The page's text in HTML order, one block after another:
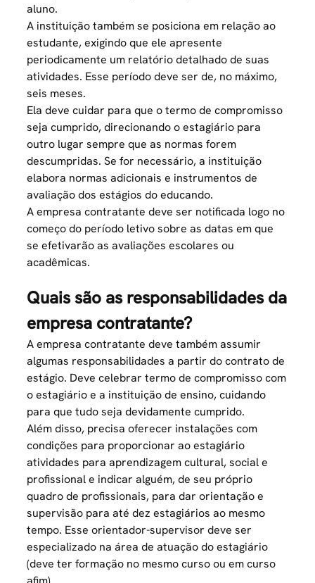
aluno.
A instituição também se posiciona em relação ao
estudante, exigindo que ele apresente
periodicamente um relatório detalhado de suas
atividades. Esse período deve ser de, no máximo,
seis meses.
Ela deve cuidar para que o termo de compromisso
seja cumprido, direcionando o estagiário para
outro lugar sempre que as normas forem
descumpridas. Se for necessário, a instituição
elabora normas adicionais e instrumentos de
avaliação dos estágios do educando.
A empresa contratante deve ser notificada logo no
começo do período letivo sobre as datas em que
se efetivarão as avaliações escolares ou
acadêmicas.
Quais são as responsabilidades da
empresa contratante?
A empresa contratante deve também assumir
algumas responsabilidades a partir do contrato de
estágio. Deve celebrar termo de compromisso com
o estagiário e a instituição de ensino, cuidando
para que tudo seja devidamente cumprido.
Além disso, precisa oferecer instalações com
condições para proporcionar ao estagiário
atividades paraaprendizagem cultural, social e
profissional e indicar alguém, de seu próprio
quadro de profissionais, para dar orientação e
supervisão para até dez estagiários ao mesmo
tempo. Esse orientador-supervisor deve ser
especializado na área de atuação do estagiário
(deve ter formação no mesmo curso ou em curso